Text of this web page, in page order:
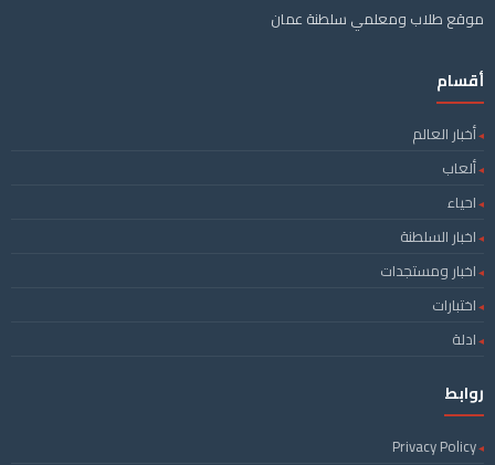
موقع طلاب ومعلمي سلطنة عمان
أقسام
أخبار العالم
ألعاب
احياء
اخبار السلطنة
اخبار ومستجدات
اختبارات
ادلة
روابط
Privacy Policy